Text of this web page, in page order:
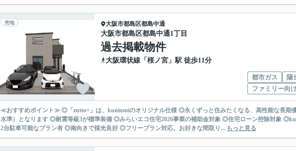
売地 大阪市都島区都島中通
大阪市都島区都島中通1丁目
過去掲載物件
大阪環状線 「 桜ノ宮 」駅 徒歩11分
都市ガス 陽
ファミリー向
≪おすすめポイント≫ ◎「zutto+」は、kuniumiのオリジナル仕様 ◎永くずっと住みたくなる、高性能な長期
水準）となります ◎耐震等級3が標準装備 ◎みらいエコ住宅2026事業の補助金対象 ◎住宅ローン控除対象
2台駐車可能なプラン有 ◎南向きで採光良好 ◎フリープラン対応。お好きな間取り... もっと見る